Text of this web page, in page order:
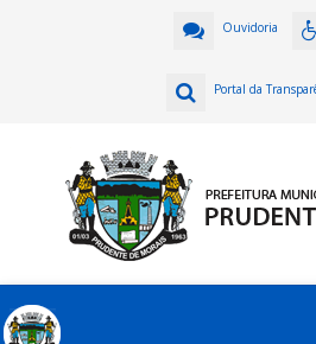
Ouvidoria
Portal da